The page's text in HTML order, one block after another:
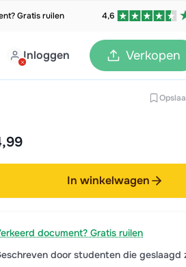
Gratis ruilen 4,6
Inloggen Verkopen
In winkelwagen
document? Gratis ruilen
door studenten die geslaagd